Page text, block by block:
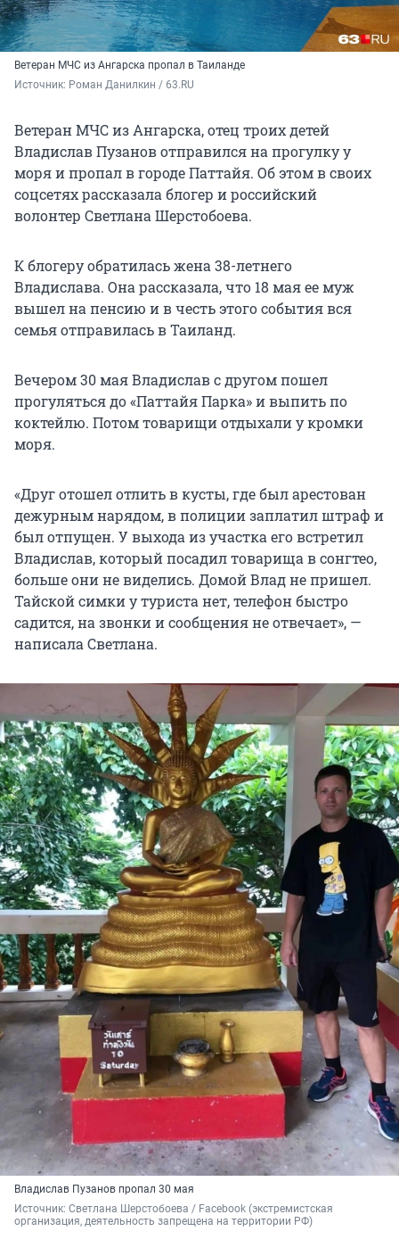
Ветеран МЧС из Ангарска пропал в Таиланде
Источник: Роман Данилкин / 63.RU
Ветеран МЧС из Ангарска, отец троих детей
Владислав Пузанов отправился на прогулку у
моря и пропал в городе Паттайя. Об этом в своих
соцсетях рассказала блогер и российский
волонтер Светлана Шерстобоева.
К блогеру обратилась жена 38-летнего
Владислава. Она рассказала, что 18 мая ее муж
вышел на пенсию и в честь этого события вся
семья отправилась в Таиланд.
Вечером 30 мая Владислав с другом пошел
прогуляться до «Паттайя Парка» и выпить по
коктейлю. Потом товарищи отдыхали у кромки
моря.
«Друг отошел отлить в кусты, где был арестован
дежурным нарядом, в полиции заплатил штраф и
был отпущен. У выхода из участка его встретил
Владислав, который посадил товарища в сонгтео,
больше они не виделись. Домой Влад не пришел.
Тайской симки у туриста нет, телефон быстро
садится, на звонки и сообщения не отвечает», —
написала Светлана.
Владислав Пузанов пропал 30 мая
Источник: Светлана Шерстобоева / Facebook (экстремистская
организация, деятельность запрещена на территории РФ)